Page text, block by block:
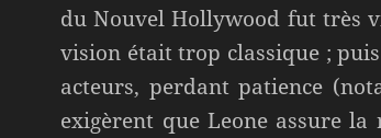
du Nouvel Hollywood fut très
vision était trop classique ;
acteurs, perdant patience
exigèrent que Leone assure